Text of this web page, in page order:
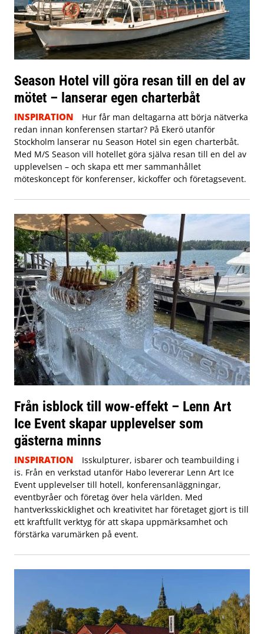
Season Hotel vill göra resan till en del av
mötet – lanserar egen charterbåt
INSPIRATION
Hur får man deltagarna att börja nätverka
redan innan konferensen startar? På Ekerö utanför
Stockholm lanserar nu Season Hotel sin egen charterbåt.
Med M/S Season vill hotellet göra själva resan till en del av
upplevelsen – och skapa ett mer sammanhållet
möteskoncept för konferenser, kickoffer och företagsevent.
Från isblock till wow-effekt – Lenn Art
Ice Event skapar upplevelser som
gästerna minns
INSPIRATION
Isskulpturer, isbarer och teambuilding i
is. Från en verkstad utanför Habo levererar Lenn Art Ice
Event upplevelser till hotell, konferensanläggningar,
eventbyråer och företag över hela världen. Med
hantverksskicklighet och kreativitet har företaget gjort is till
ett kraftfullt verktyg för att skapa uppmärksamhet och
förstärka varumärken på event.